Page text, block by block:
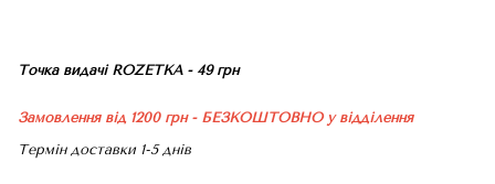
Точка видачі ROZETKA - 49 грн
Замовлення від 1200 грн - БЕЗКОШТОВНО у відділення
Термін доставки 1-5 днів